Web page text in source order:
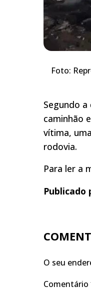
Foto:
Segundo
caminhão
vítima,
rodovia.
Para ler a
O seu
Comentário